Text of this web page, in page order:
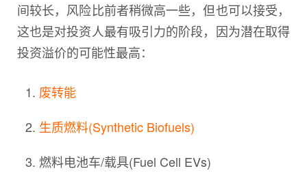
间较长，风险比前者稍微高一些，但也可以接受，
这也是对投资人最有吸引力的阶段，因为潜在取得
投资溢价的可能性最高：
废转能
生质燃料(Synthetic Biofuels)
燃料电池车/载具(Fuel Cell EVs)